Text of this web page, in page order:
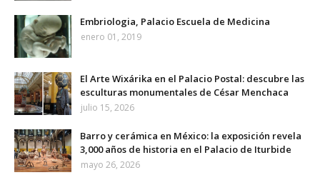
Embriologia, Palacio Escuela de Medicina
enero 01, 2019
El Arte Wixárika en el Palacio Postal: descubre las
esculturas monumentales de César Menchaca
julio 15, 2026
Barro y cerámica en México: la exposición revela
3,000 años de historia en el Palacio de Iturbide
mayo 26, 2026